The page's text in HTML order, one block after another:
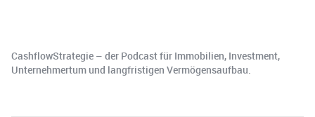
CashflowStrategie – der Podcast für Immobilien, Investment,
Unternehmertum und langfristigen Vermögensaufbau.